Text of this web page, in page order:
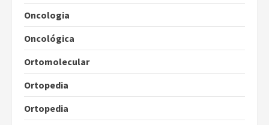
Oncologia
Oncológica
Ortomolecular
Ortopedia
Ortopedia